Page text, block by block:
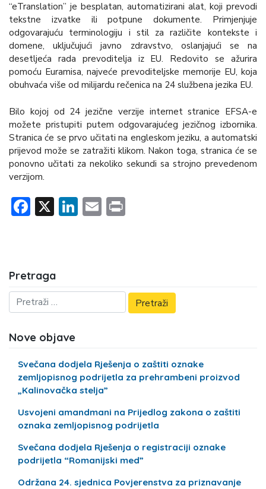
“eTranslation” je besplatan, automatizirani alat, koji prevodi
tekstne izvatke ili potpune dokumente. Primjenjuje
odgovarajuću terminologiju i stil za različite kontekste i
domene, uključujući javno zdravstvo, oslanjajući se na
desetljeća rada prevoditelja iz EU. Redovito se ažurira
pomoću Euramisa, najveće prevoditeljske memorije EU, koja
obuhvaća više od milijardu rečenica na 24 službena jezika EU.
Bilo kojoj od 24 jezične verzije internet stranice EFSA-e
možete pristupiti putem odgovarajućeg jezičnog izbornika.
Stranica će se prvo učitati na engleskom jeziku, a automatski
prijevod može se zatražiti klikom. Nakon toga, stranica će se
ponovno učitati za nekoliko sekundi sa strojno prevedenom
verzijom.
Facebook
X LinkedIn
Email
Pretraga
Nove objave
Svečana dodjela Rješenja o zaštiti oznake
zemljopisnog podrijetla za prehrambeni proizvod
„Kalinovačka stelja”
Usvojeni amandmani na Prijedlog zakona o zaštiti
oznaka zemljopisnog podrijetla
Svečana dodjela Rješenja o registraciji oznake
podrijetla “Romanijski med”
Održana 24. sjednica Povjerenstva za priznavanje